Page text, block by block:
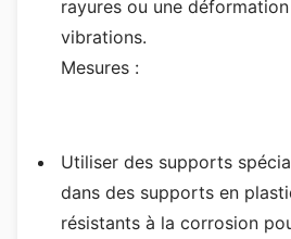
rayures ou une
vibrations.
Mesures :
Utiliser des supports
dans des supports en
résistants à la corrosion